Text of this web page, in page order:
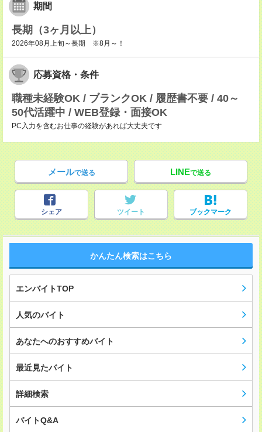
期間
長期（3ヶ月以上）
2026年08月上旬～長期 ※8月～！
応募資格・条件
職種未経験OK / ブランクOK / 履歴書不要 / 40～
50代活躍中 / WEB登録・面接OK
PC入力を含むお仕事の経験があれば大丈夫です
メールで送る LINEで送る
シェア ツイート ブックマーク
かんたん検索はこちら
エンバイトTOP
人気のバイト
あなたへのおすすめバイト
最近見たバイト
詳細検索
バイトQ&A